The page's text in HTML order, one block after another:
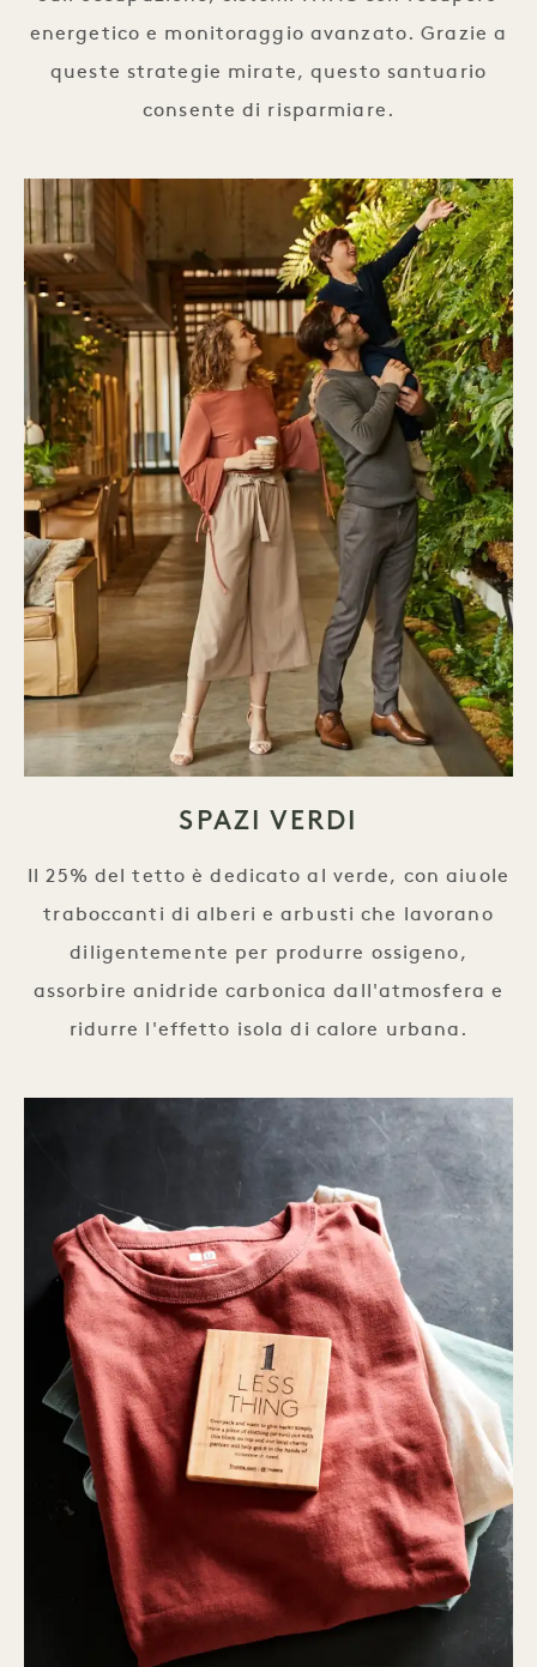
energetico e monitoraggio avanzato. Grazie a
queste strategie mirate, questo santuario
consente di risparmiare.
SPAZI VERDI
Il 25% del tetto è dedicato al verde, con aiuole
traboccanti di alberi e arbusti che lavorano
diligentemente per produrre ossigeno,
assorbire anidride carbonica dall'atmosfera e
ridurre l'effetto isola di calore urbana.